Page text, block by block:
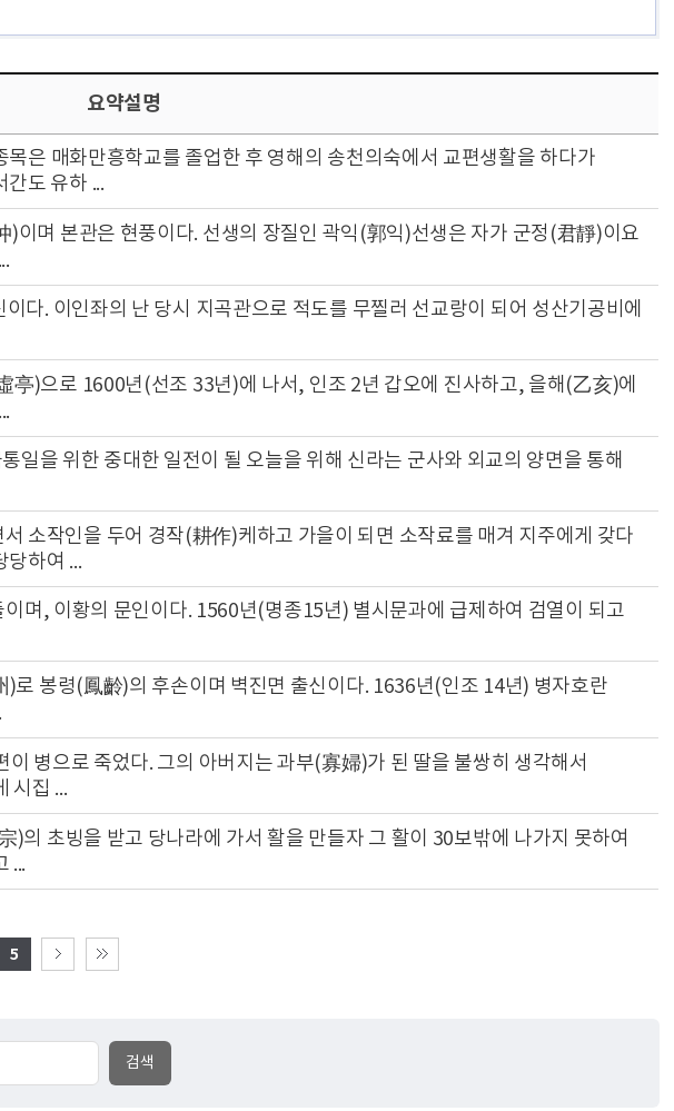
요약설명
은 매화만흥학교를 졸업한 후 영해의 송천의숙에서 교편생활을 하다가
도 유하 ...
이며 본관은 현풍이다. 선생의 장질인 곽익(郭익)선생은 자가 군정(君靜)이요
다. 이인좌의 난 당시 지곡관으로 적도를 무찔러 선교랑이 되어 성산기공비에
)으로 1600년(선조 33년)에 나서, 인조 2년 갑오에 진사하고, 을해(乙亥)에
일을 위한 중대한 일전이 될 오늘을 위해 신라는 군사와 외교의 양면을 통해
소작인을 두어 경작(耕作)케하고 가을이 되면 소작료를 매겨 지주에게 갖다
당하여 ...
며, 이황의 문인이다. 1560년(명종15년) 별시문과에 급제하여 검열이 되고
봉령(鳳齡)의 후손이며 벽진면 출신이다. 1636년(인조 14년) 병자호란
병으로 죽었다. 그의 아버지는 과부(寡婦)가 된 딸을 불쌍히 생각해서
시집 ...
의 초빙을 받고 당나라에 가서 활을 만들자 그 활이 30보밖에 나가지 못하여
...
5